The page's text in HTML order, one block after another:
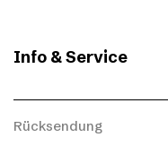
Info & Service
Rücksendung